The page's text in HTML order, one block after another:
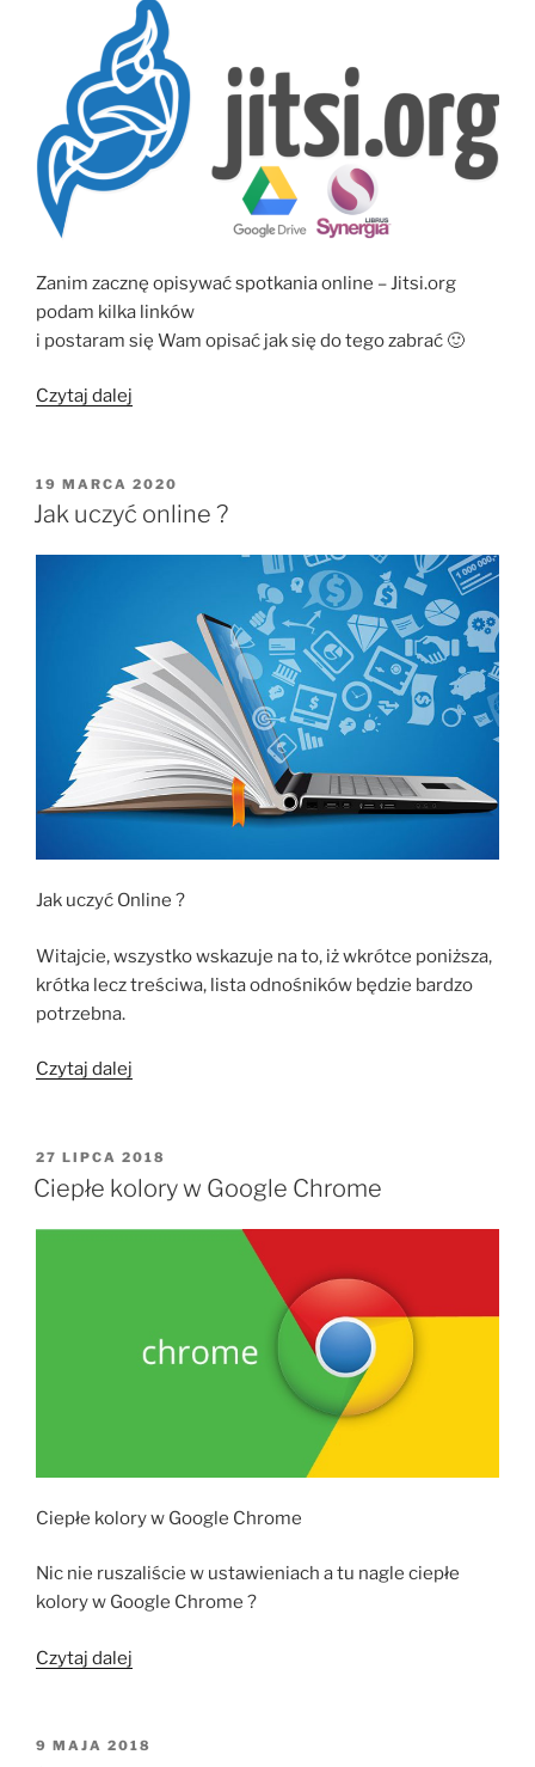
Zanim zacznę opisywać spotkania online – Jitsi.org
podam kilka linków
i postaram się Wam opisać jak się do tego zabrać 🙂
Czytaj dalej
Jitsi.org”
OPUBLIKOWANE
W
19 MARCA 2020
Jak uczyć online ?
Jak uczyć Online ?
Witajcie, wszystko wskazuje na to, iż wkrótce poniższa,
krótka lecz treściwa, lista odnośników będzie bardzo
potrzebna.
Czytaj dalej
?”
OPUBLIKOWANE
W
27 LIPCA 2018
Ciepłe kolory w Google Chrome
Ciepłe kolory w Google Chrome
Nic nie ruszaliście w ustawieniach a tu nagle ciepłe
kolory w Google Chrome ?
Czytaj dalej
Google
OPUBLIKOWANE
9 MAJA 2018